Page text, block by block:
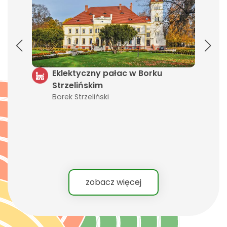
Eklektyczny pałac w Borku
Strzelińskim
Borek Strzeliński
zobacz więcej